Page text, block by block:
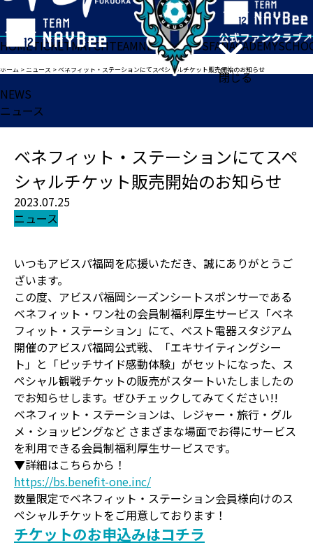
閉じる
HOMETICKETMATCHTEAMNEWSGOODSFANACADEMY
ホーム >ニュース >ベネフィット・ステーションにてスペシャルチケット販売開始のお知らせ
NEWS
ニュース
ベネフィット・ステーションにてスペ
シャルチケット販売開始のお知らせ
2023.07.25
ニュース
いつもアビスパ福岡を応援いただき、誠にありがとうご
ざいます。
この度、アビスパ福岡シーズンシートスポンサーである
ベネフィット・ワン社の会員制福利厚生サービス「ベネ
フィット・ステーション」にて、ベスト電器スタジアム
開催のアビスパ福岡公式戦、「エキサイティングシー
ト」と「ピッチサイド感動体験」がセットになった、ス
ペシャル観戦チケットの販売がスタートいたしましたの
でお知らせします。ぜひチェックしてみてください!!
ベネフィット・ステーションは、レジャー・旅行・グル
メ・ショッピングなど さまざまな場面でお得にサービス
を利用できる会員制福利厚生サービスです。
▼詳細はこちらから！
https://bs.benefit-one.inc/
数量限定でベネフィット・ステーション会員様向けのス
ペシャルチケットをご用意しております！
チケットのお申込みはコチラ